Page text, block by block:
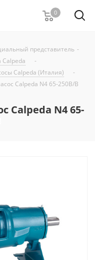
0
представитель -
Calpeda
-
Calpeda (Италия)
-
Calpeda N4 65-250B/B
Calpeda N4 65-